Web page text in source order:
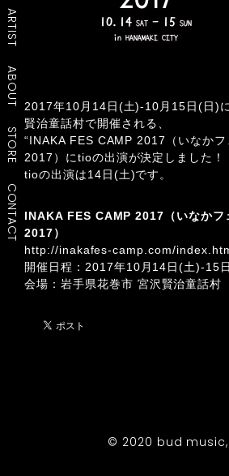
ARTIST
ABOUT
STORE
CONTACT
2017年10月14日(土)-10月15日(日)
賢治童話村で開催される、
“INAKA FES CAMP 2017（いなか
2017）にtioの出演が決定しました！
tioの出演は14日(土)です。
INAKA FES CAMP 2017（いなかフ
2017）
http://inakafes-camp.com/
開催日程：2017年10月14日(土)-15
会場：岩手県花巻市 宮沢賢治童話村
© 2020 bud